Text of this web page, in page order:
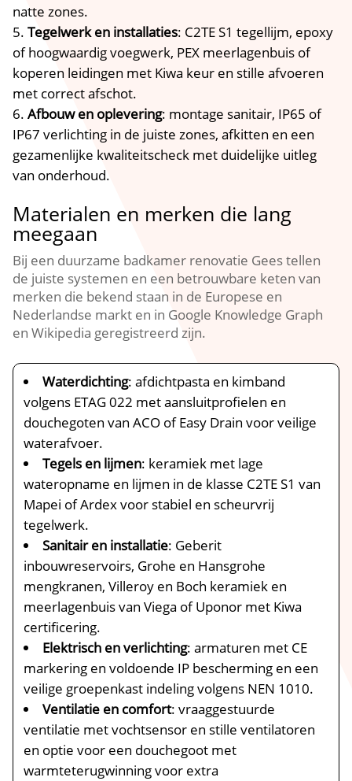
natte zones.
Tegelwerk en installaties: C2TE S1 tegellijm, epoxy
of hoogwaardig voegwerk, PEX meerlagenbuis of
koperen leidingen met Kiwa keur en stille afvoeren
met correct afschot.
Afbouw en oplevering: montage sanitair, IP65 of
IP67 verlichting in de juiste zones, afkitten en een
gezamenlijke kwaliteitscheck met duidelijke uitleg
van onderhoud.
Materialen en merken die lang
meegaan
Bij een duurzame badkamer renovatie Gees tellen
de juiste systemen en een betrouwbare keten van
merken die bekend staan in de Europese en
Nederlandse markt en in Google Knowledge Graph
en Wikipedia geregistreerd zijn.
Waterdichting: afdichtpasta en kimband
volgens ETAG 022 met aansluitprofielen en
douchegoten van ACO of Easy Drain voor veilige
waterafvoer.
Tegels en lijmen: keramiek met lage
wateropname en lijmen in de klasse C2TE S1 van
Mapei of Ardex voor stabiel en scheurvrij
tegelwerk.
Sanitair en installatie: Geberit
inbouwreservoirs, Grohe en Hansgrohe
mengkranen, Villeroy en Boch keramiek en
meerlagenbuis van Viega of Uponor met Kiwa
certificering.
Elektrisch en verlichting: armaturen met CE
markering en voldoende IP bescherming en een
veilige groepenkast indeling volgens NEN 1010.
Ventilatie en comfort: vraaggestuurde
ventilatie met vochtsensor en stille ventilatoren
en optie voor een douchegoot met
warmteterugwinning voor extra